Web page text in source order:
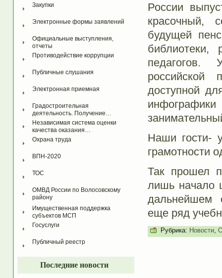
Закупки
Электронные формы заявлений
Официальные выступления,
отчеты
Противодействие коррупции
Публичные слушания
Электронная приемная
Градостроительная
деятельность. Получение…
Независимая система оценки
качества оказания…
Охрана труда
ВПН-2020
ТОС
ОМВД России по Волосовскому
району
Имущественная поддержка
субъектов МСП
Госуслуги
Публичный реестр
Последние новости
России
красочный,
будущей
библиотеки,
педагогов.
российской
доступной
Наши гости-
грамотности
Так прошел
лишь начало
дальнейшем
еще ряд
Рубрика: Новости,